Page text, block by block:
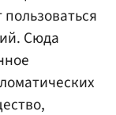
Сюда